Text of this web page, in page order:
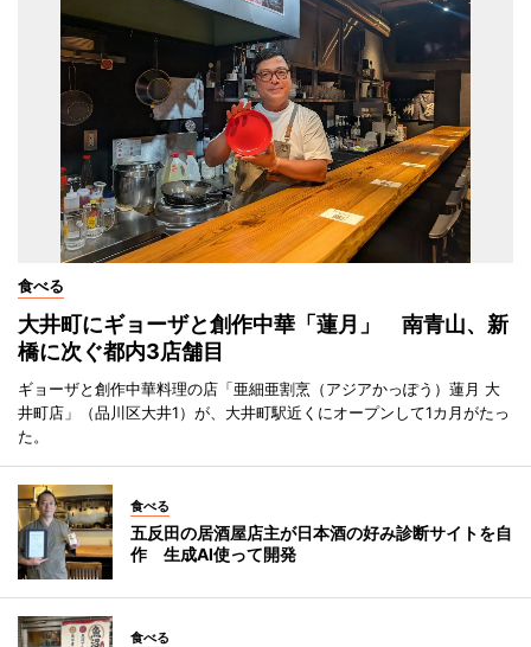
食べる
大井町にギョーザと創作中華「蓮月」 南青山、新
橋に次ぐ都内3店舗目
ギョーザと創作中華料理の店「亜細亜割烹（アジアかっぽう）蓮月 大
井町店」（品川区大井1）が、大井町駅近くにオープンして1カ月がたっ
た。
食べる
五反田の居酒屋店主が日本酒の好み診断サイトを自
作 生成AI使って開発
食べる